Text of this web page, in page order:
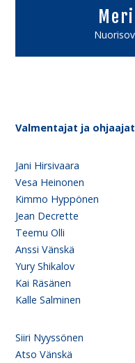
Valmentajat ja ohjaajat
Jani Hirsivaara
Vesa Heinonen
Kimmo Hyppönen
Jean Decrette
Teemu Olli
Anssi Vänskä
Yury Shikalov
Kai Räsänen
Kalle Salminen
Siiri Nyyssönen
Atso Vänskä